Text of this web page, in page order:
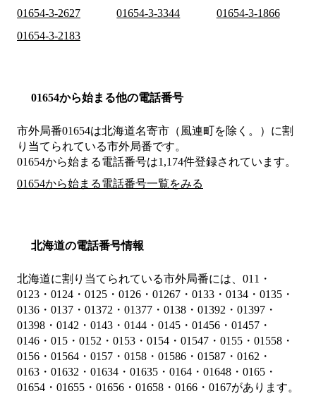
01654-3-2627
01654-3-3344
01654-3-1866
01654-3-2183
01654から始まる他の電話番号
市外局番01654は北海道名寄市（風連町を除く。） に割
り当てられている市外局番です。
01654から始まる電話番号は1,174件登録されています。
01654から始まる電話番号一覧をみる
北海道の電話番号情報
北海道に割り当てられている市外局番には、011・
0123・0124・0125・0126・01267・0133・0134・0135・
0136・0137・01372・01377・0138・01392・01397・
01398・0142・0143・0144・0145・01456・01457・
0146・015・0152・0153・0154・01547・0155・01558・
0156・01564・0157・0158・01586・01587・0162・
0163・01632・01634・01635・0164・01648・0165・
01654・01655・01656・01658・0166・0167があります。